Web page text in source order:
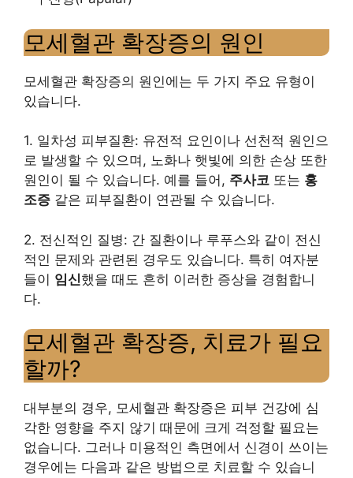
모세혈관 확장증의 원인
모세혈관 확장증의 원인에는 두 가지 주요 유형이
있습니다.
1. 일차성 피부질환: 유전적 요인이나 선천적 원인으
로 발생할 수 있으며, 노화나 햇빛에 의한 손상 또한
원인이 될 수 있습니다. 예를 들어, 주사코 또는 홍
조증 같은 피부질환이 연관될 수 있습니다.
2. 전신적인 질병: 간 질환이나 루푸스와 같이 전신
적인 문제와 관련된 경우도 있습니다. 특히 여자분
들이 임신했을 때도 흔히 이러한 증상을 경험합니
다.
모세혈관 확장증, 치료가 필요
할까?
대부분의 경우, 모세혈관 확장증은 피부 건강에 심
각한 영향을 주지 않기 때문에 크게 걱정할 필요는
없습니다. 그러나 미용적인 측면에서 신경이 쓰이는
경우에는 다음과 같은 방법으로 치료할 수 있습니